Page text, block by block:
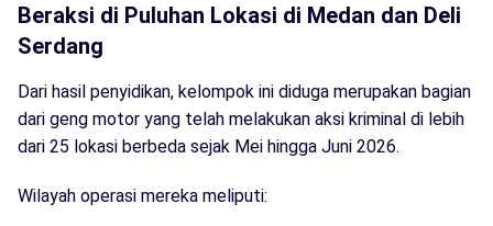
Beraksi di Puluhan Lokasi di Medan dan Deli
Serdang
Dari hasil penyidikan, kelompok ini diduga merupakan bagian
dari geng motor yang telah melakukan aksi kriminal di lebih
dari 25 lokasi berbeda sejak Mei hingga Juni 2026.
Wilayah operasi mereka meliputi: